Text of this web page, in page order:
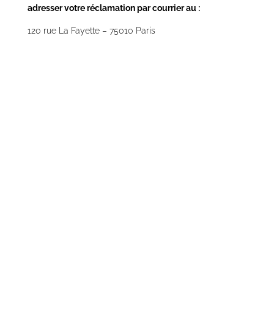
adresser votre réclamation par courrier au :
120 rue La Fayette – 75010 Paris